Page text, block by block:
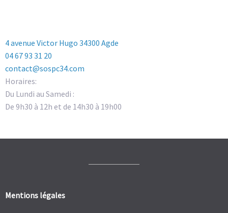
4 avenue Victor Hugo 34300 Agde
04 67 93 31 20
contact@sospc34.com
Horaires:
Du Lundi au Samedi :
De 9h30 à 12h et de 14h30 à 19h00
Mentions légales